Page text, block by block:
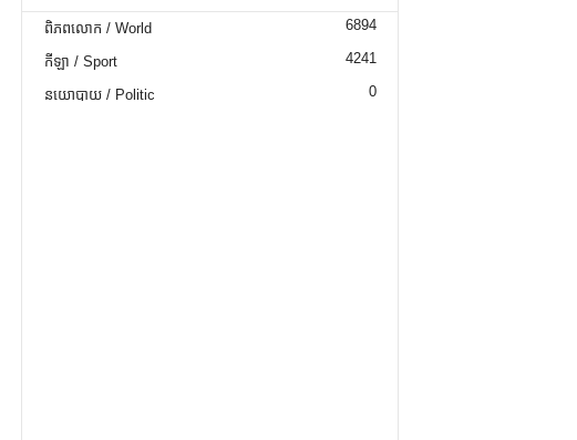
ពិភពលោក / World 6894
កីឡា / Sport 4241
នយោបាយ / Politic 0